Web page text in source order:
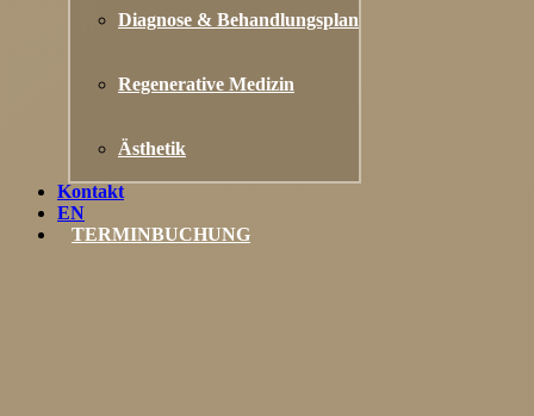
Diagnose & Behandlungsplan
Regenerative Medizin
Ästhetik
Kontakt
EN
TERMINBUCHUNG